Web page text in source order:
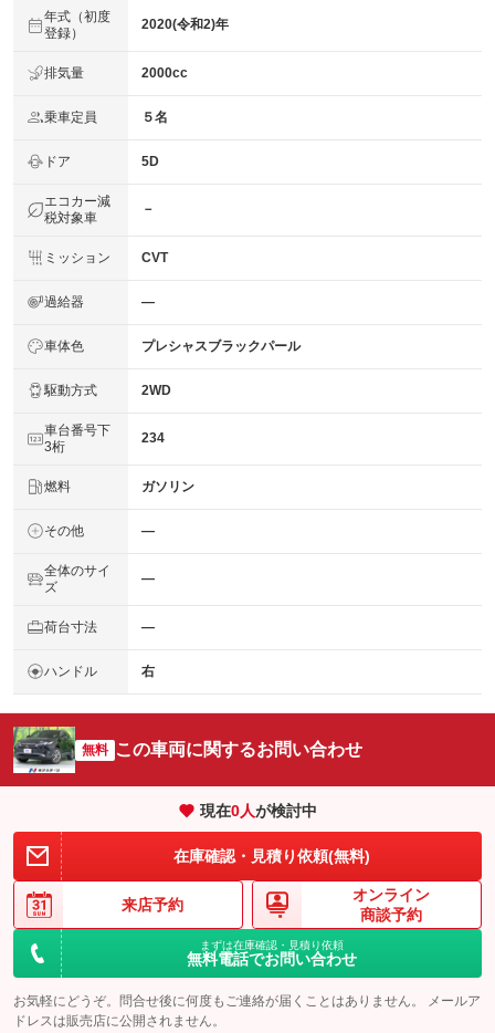
年式（初度
登録）
2020(令和2)年
排気量 2000cc
乗車定員 ５名
ドア 5D
エコカー減
税対象車
－
ミッション CVT
過給器 ―
車体色 プレシャスブラックパール
駆動方式 2WD
車台番号下
3桁
234
燃料 ガソリン
その他 ―
全体のサイ
ズ
―
荷台寸法 ―
ハンドル 右
無料 この車両に関するお問い合わせ
現在0人が検討中
在庫確認・見積り依頼(無料)
来店予約
オンライン
商談予約
まずは在庫確認・見積り依頼
無料電話でお問い合わせ
お気軽にどうぞ。問合せ後に何度もご連絡が届くことはありません。 メールア
ドレスは販売店に公開されません。